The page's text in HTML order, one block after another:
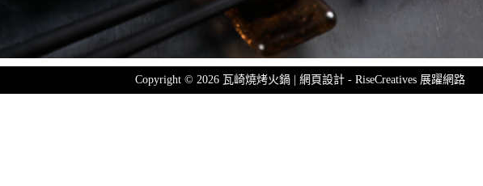
Copyright © 2026 瓦崎燒烤火鍋 | 網頁設計 - RiseCreatives 展躍網路